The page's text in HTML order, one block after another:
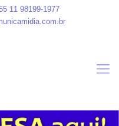
11 98199-1977